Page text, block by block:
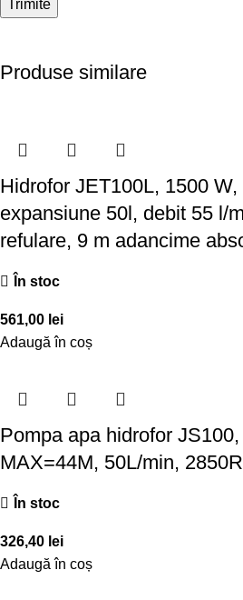
Produse similare
Hidrofor JET100L, 1500
expansiune 50l, debit 55 l/
refulare, 9 m adancime
În stoc
561,00 lei
Adaugă în coș
Pompa apa hidrofor
MAX=44M, 50L/min,
În stoc
326,40 lei
Adaugă în coș